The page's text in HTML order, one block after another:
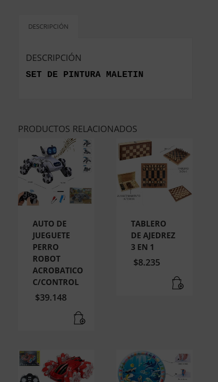
DESCRIPCIÓN
DESCRIPCIÓN
SET DE PINTURA MALETIN
PRODUCTOS RELACIONADOS
AUTO DE
JUEGUETE
PERRO
ROBOT
ACROBATICO
C/CONTROL
$39.148
TABLERO
DE AJEDREZ
3 EN 1
$8.235